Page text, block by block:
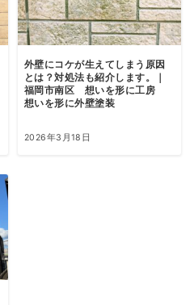
外壁にコケが生えてしまう原因
とは？対処法も紹介します。｜
福岡市南区 想いを形に工房
想いを形に外壁塗装
2026年3月18日